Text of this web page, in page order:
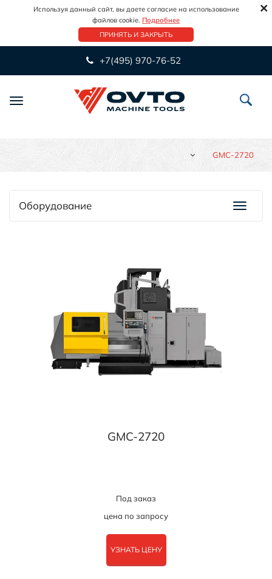
Используя данный сайт, вы даете согласие на использование
файлов cookie. Подробнее
ПРИНЯТЬ И ЗАКРЫТЬ
×
+7(495) 970-76-52
Переключить
GMC-2720
Оборудование
GMC-2720
Под заказ
цена по запросу
УЗНАТЬ ЦЕНУ